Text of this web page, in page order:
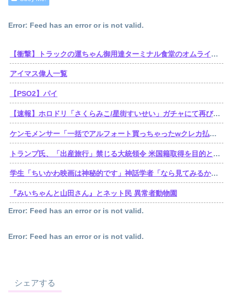
Error: Feed has an error or is not valid.
【衝撃】トラックの運ちゃん御用達ターミナル食堂のオムライスが強すぎるｗｗｗｗｗ(※画像あり)
アイマス偉人一覧
【PSO2】パイ
【速報】ホロドリ「さくらみこ/星街すいせい」ガチャにて再びセルラン1位達成！
ケンモメンサー「一括でアルフォート買っちゃったwクレカ払いで来月の俺ごめんねー」銀行「デビットカードなんで即時引き落としです」
トランプ氏、「出産旅行」禁じる大統領令 米国籍取得を目的とした中国人らの渡米を問題視
学生「ちいかわ映画は神秘的です」神話学者「なら見てみるか…」
『みいちゃんと山田さん』とネット民 異常者動物園
Error: Feed has an error or is not valid.
Error: Feed has an error or is not valid.
シェアする